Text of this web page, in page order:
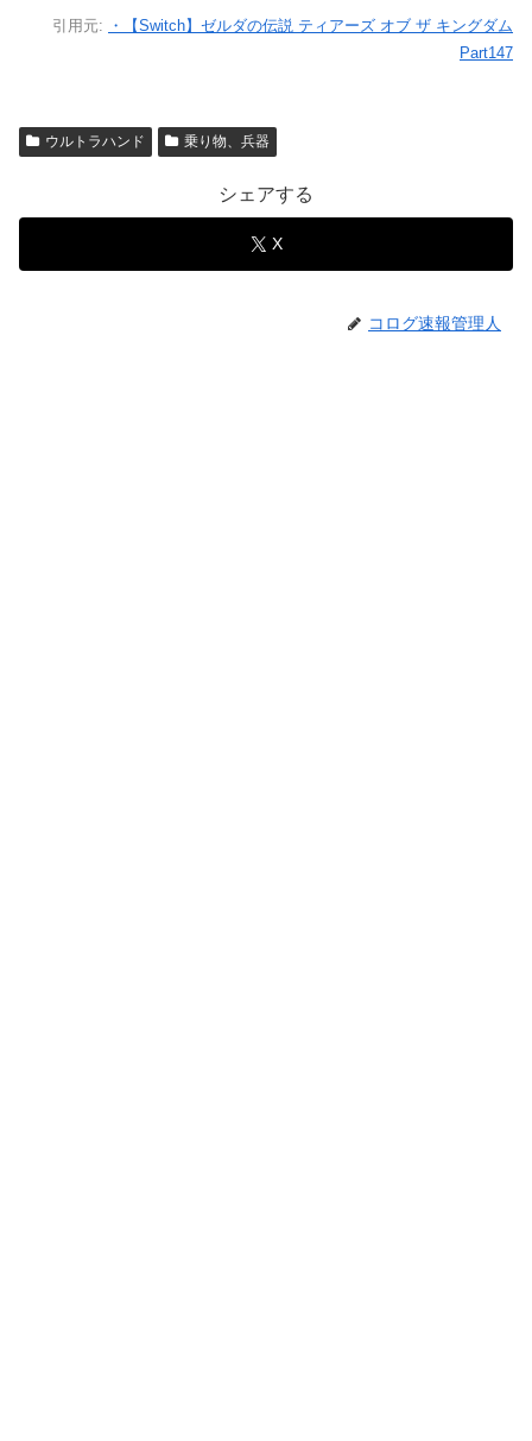
引用元:
・【Switch】ゼルダの伝説 ティアーズ オブ ザ キングダム
Part147
ウルトラハンド 乗り物、兵器
シェアする
X
コログ速報管理人